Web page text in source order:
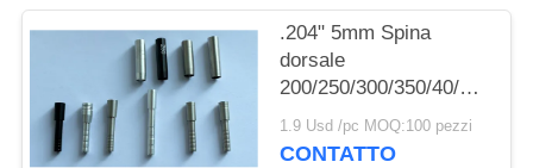
.204" 5mm Spina
dorsale
200/250/300/350/40/500
Frecce spigoli a metà
1.9 Usd /pc MOQ:100 pezzi
CONTATTO